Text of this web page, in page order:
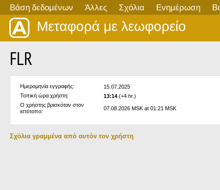
Βάση δεδομένων Άλλες Σχόλια Ενημέρωση
Μεταφορά με λεωφορείο
FLR
Ημερομηνία εγγραφής:
15.07.2025
Τοπική ώρα χρήστη:
13:14 (+4 hr.)
Ο χρήστης βρισκόταν στον
ιστότοπο:
07.08.2026 MSK at 01:21 MSK
Σχόλια γραμμένα από αυτόν τον χρήστη